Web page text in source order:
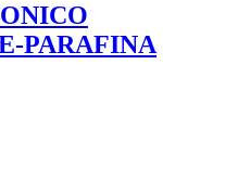
PARAFINA